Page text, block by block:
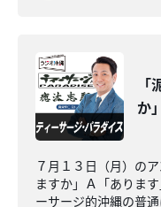
か」
７月１３日（月）の
ますか」Ａ「ありま
ーサージ的沖縄の普通